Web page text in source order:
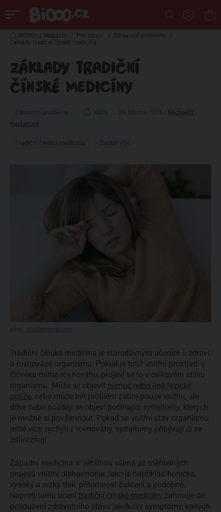
BiOOO.cz Magazin / Pro zdraví / Zdravotní problémy
/
Základy tradiční čínské medicíny
ZÁKLADY TRADIČNÍ
ČÍNSKÉ MEDICÍNY
Zdravotní problémy 100%
Michaela
Kaplanová
Tradiční čínská medicína Životní styl
Tradiční čínská medicína je starodávným učením o zdraví
a rovnováze organismu. Pokud je totiž vnitřní prostředí v
člověku mimo rovnováhu, projeví se to v celkovém stavu
organismu. Může se objevit nemoc nebo jiné fyzické
potíže, nebo může být problém zatím pouze vnitřní, ale
dříve nebo později se objeví počínající symptomy, kterých
je možné si povšimnout. Pokud se vnitřní stav organismu
ještě více vychýlí z rovnováhy, symptomy přibývají či se
zdůrazňují.
Západní medicína si většinou všímá až měřitelných
projevů vnitřní disharmonie, jako je například horečka,
vysoký a nízký tlak, přítomnost bakterií a podobně.
Naproti tomu učení tradiční čínské medicíny zahrnuje do
posouzení zdravotního stavu jakékoliv symptomy, kterých